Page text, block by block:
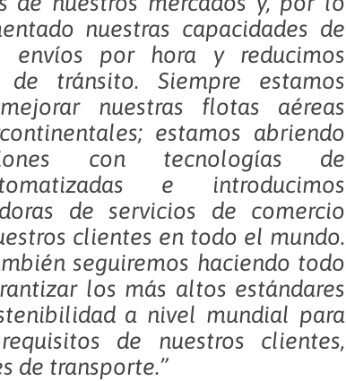
nuestras capacidades de
envíos por hora y reducimos
de tránsito. Siempre estamos
nuestras flotas aéreas
estamos abriendo
con tecnologías de
e introducimos
de servicios de comercio
clientes en todo el mundo.
seguiremos haciendo todo
los más altos estándares
a nivel mundial para
de nuestros clientes,
de transporte.”